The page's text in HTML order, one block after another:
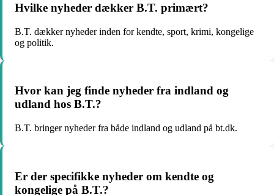
Hvilke nyheder dækker B.T. primært?
B.T. dækker nyheder inden for kendte, sport, krimi, kongelige
og politik.
Hvor kan jeg finde nyheder fra indland og
udland hos B.T.?
B.T. bringer nyheder fra både indland og udland på bt.dk.
Er der specifikke nyheder om kendte og
kongelige på B.T.?